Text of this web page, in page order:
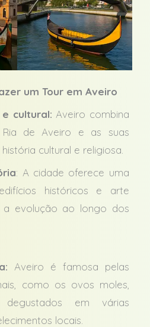
um Tour em Aveiro
cultural: Aveiro combina
de Aveiro e as suas
cultural e religiosa.
: A cidade oferece uma
históricos e arte
a evolução ao longo dos
Aveiro é famosa pelas
como os ovos moles,
em várias
locais.